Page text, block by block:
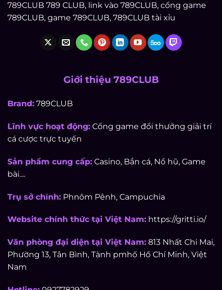
789CLUB 789 CLUB, link vào 789CLUB, cổng game
789CLUB, game 789CLUB, 789CLUB tài xỉu
Giới thiệu 789CLUB
Brand: 789CLUB
Lĩnh vực hoạt động: Cổng game đổi thưởng giải trí
cá cược trực tuyến
Sản phẩm cung cấp: Casino, Bắn cá, Nổ hũ, Game
bài....
Trụ sở chính: Phnôm Pênh, Campuchia
Website chính thức tại Việt Nam: https://gritti.io/
Văn phòng đại diện tại Việt Nam: 813 Nhất Chi Mai,
Phường 13, Tân Bình, Tành pmhố Hồ Chí Minh, Việt
Nam